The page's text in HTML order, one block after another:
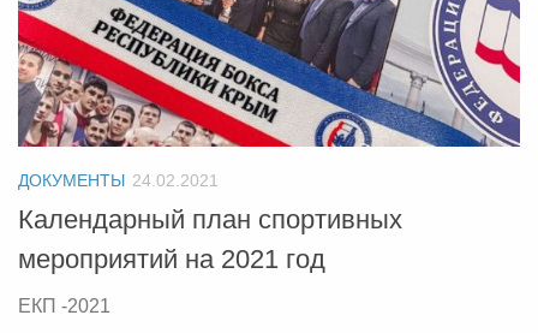
ДОКУМЕНТЫ 24.02.2021
Календарный план спортивных
мероприятий на 2021 год
ЕКП -2021